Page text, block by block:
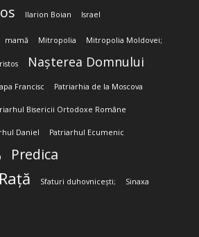
Ilarion Boian Israel
mamă Mitropolia Mitropolia Moldovei;
Nașterea Domnului
Francisc Patriarhia de la Moscova
Bisericii Ortodoxe Române
Daniel Patriarhul Ecumenic
Predica
Sfaturi duhovnicești; Sinaxa